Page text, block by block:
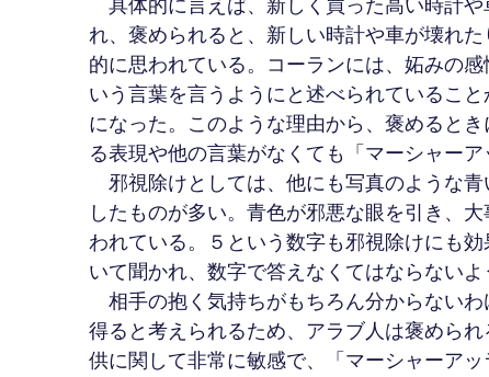
具体的に言えば、新しく買った高い時計
れ、褒められると、新しい時計や車が壊れ
的に思われている。コーランには、妬みの
いう言葉を言うようにと述べられているこ
になった。このような理由から、褒めると
る表現や他の言葉がなくても「マーシャーア
邪視除けとしては、他にも写真のような
したものが多い。青色が邪悪な眼を引き、
われている。５という数字も邪視除けにも
いて聞かれ、数字で答えなくてはならない
相手の抱く気持ちがもちろん分からない
得ると考えられるため、アラブ人は褒めら
供に関して非常に敏感で、「マーシャーア